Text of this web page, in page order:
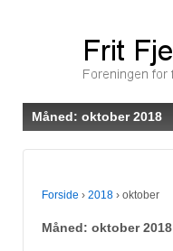
Måned: oktober 2018
Forside › 2018 › oktober
Måned: oktober 2018